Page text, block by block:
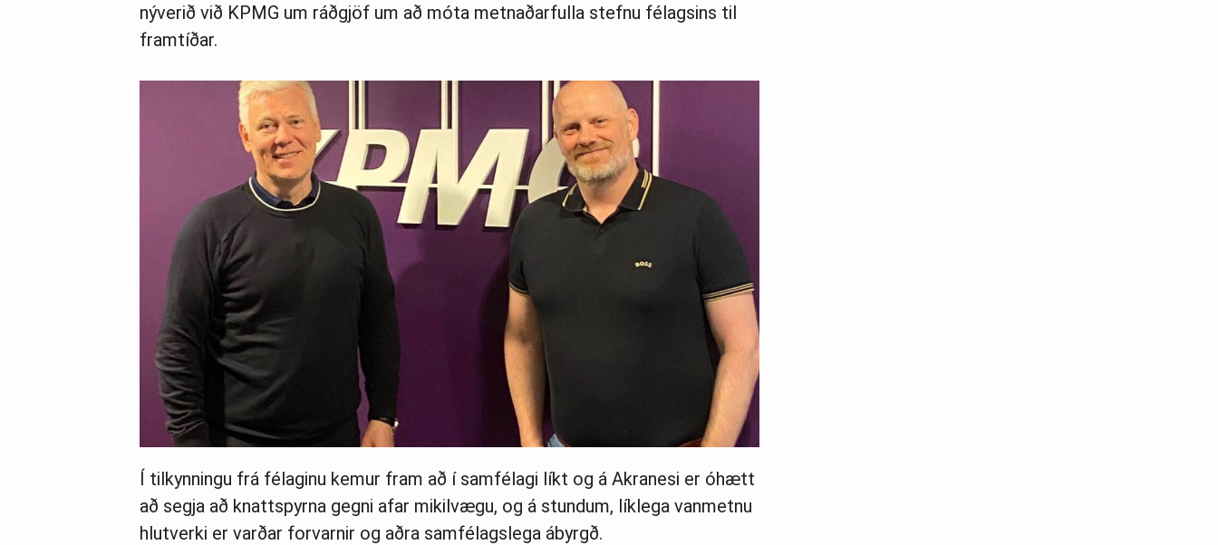
nýverið við KPMG um ráðgjöf um að móta metnaðarfulla stefnu félagsins til
framtíðar.
Í tilkynningu frá félaginu kemur fram að í samfélagi líkt og á Akranesi er óhætt
að segja að knattspyrna gegni afar mikilvægu, og á stundum, líklega vanmetnu
hlutverki er varðar forvarnir og aðra samfélagslega ábyrgð.